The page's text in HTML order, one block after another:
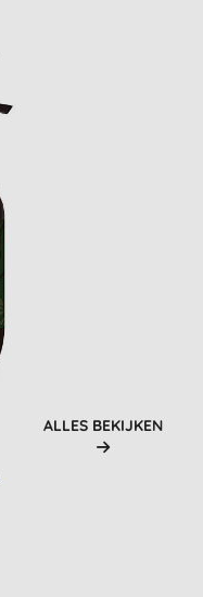
ALLES BEKIJKEN